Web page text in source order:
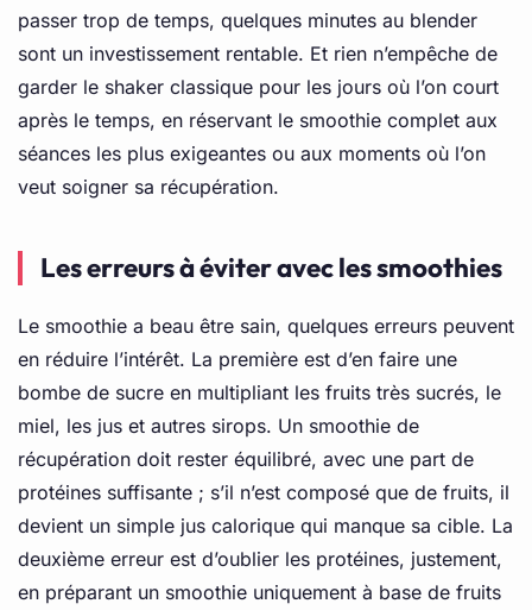
passer trop de temps, quelques minutes au blender
sont un investissement rentable. Et rien n’empêche de
garder le shaker classique pour les jours où l’on court
après le temps, en réservant le smoothie complet aux
séances les plus exigeantes ou aux moments où l’on
veut soigner sa récupération.
Les erreurs à éviter avec les smoothies
Le smoothie a beau être sain, quelques erreurs peuvent
en réduire l’intérêt. La première est d’en faire une
bombe de sucre en multipliant les fruits très sucrés, le
miel, les jus et autres sirops. Un smoothie de
récupération doit rester équilibré, avec une part de
protéines suffisante ; s’il n’est composé que de fruits, il
devient un simple jus calorique qui manque sa cible. La
deuxième erreur est d’oublier les protéines, justement,
en préparant un smoothie uniquement à base de fruits